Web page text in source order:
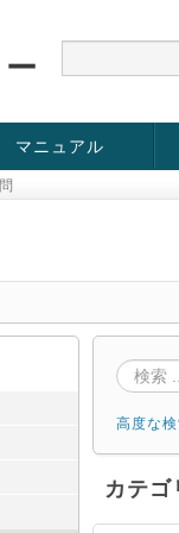
マニュアル
高度な
カテゴ